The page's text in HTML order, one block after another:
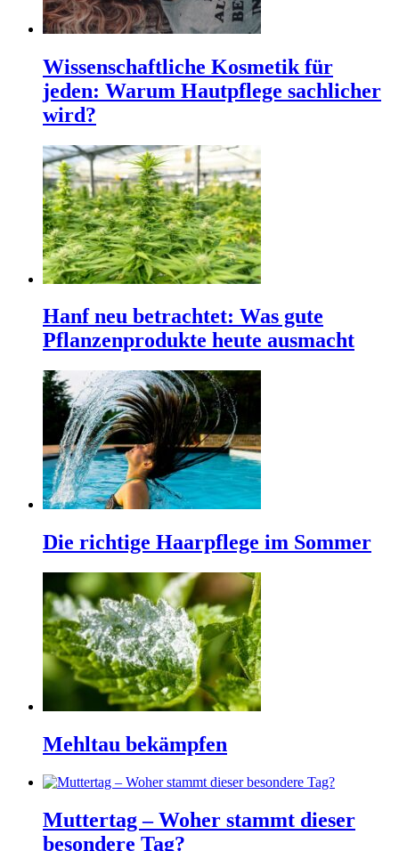
Wissenschaftliche Kosmetik für
jeden: Warum Hautpflege sachlicher
wird?
Hanf neu betrachtet: Was gute
Pflanzenprodukte heute ausmacht
Die richtige Haarpflege im Sommer
Mehltau bekämpfen
Muttertag – Woher stammt dieser
besondere Tag?